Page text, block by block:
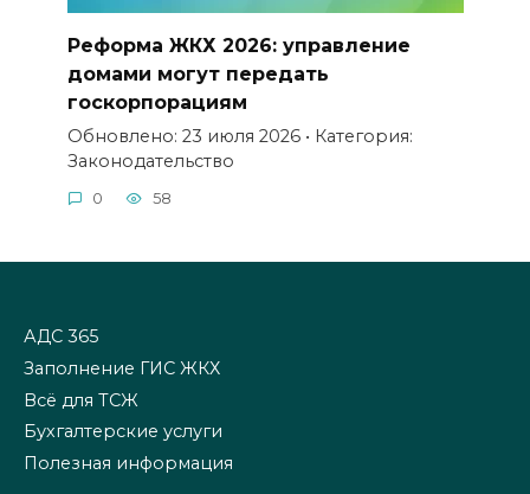
Реформа ЖКХ 2026: управление
домами могут передать
госкорпорациям
Обновлено: 23 июля 2026 • Категория:
Законодательство
0 58
АДС 365
Заполнение ГИС ЖКХ
Всё для ТСЖ
Бухгалтерские услуги
Полезная информация